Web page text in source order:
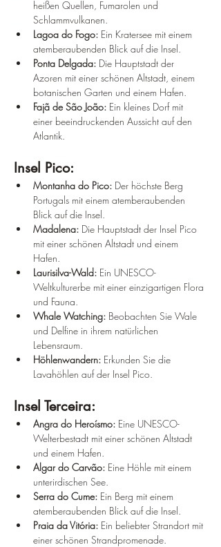
heißen Quellen, Fumarolen und
Schlammvulkanen.
Lagoa do Fogo: Ein Kratersee mit einem
atemberaubenden Blick auf die Insel.
Ponta Delgada: Die Hauptstadt der
Azoren mit einer schönen Altstadt, einem
botanischen Garten und einem Hafen.
Fajã de São João: Ein kleines Dorf mit
einer beeindruckenden Aussicht auf den
Atlantik.
Insel Pico:
Montanha do Pico: Der höchste Berg
Portugals mit einem atemberaubenden
Blick auf die Insel.
Madalena: Die Hauptstadt der Insel Pico
mit einer schönen Altstadt und einem
Hafen.
Laurisilva-Wald: Ein UNESCO-
Weltkulturerbe mit einer einzigartigen Flora
und Fauna.
Whale Watching: Beobachten Sie Wale
und Delfine in ihrem natürlichen
Lebensraum.
Höhlenwandern: Erkunden Sie die
Lavahöhlen auf der Insel Pico.
Insel Terceira:
Angra do Heroísmo: Eine UNESCO-
Welterbestadt mit einer schönen Altstadt
und einem Hafen.
Algar do Carvão: Eine Höhle mit einem
unterirdischen See.
Serra do Cume: Ein Berg mit einem
atemberaubenden Blick auf die Insel.
Praia da Vitória: Ein beliebter Strandort mit
einer schönen Strandpromenade.